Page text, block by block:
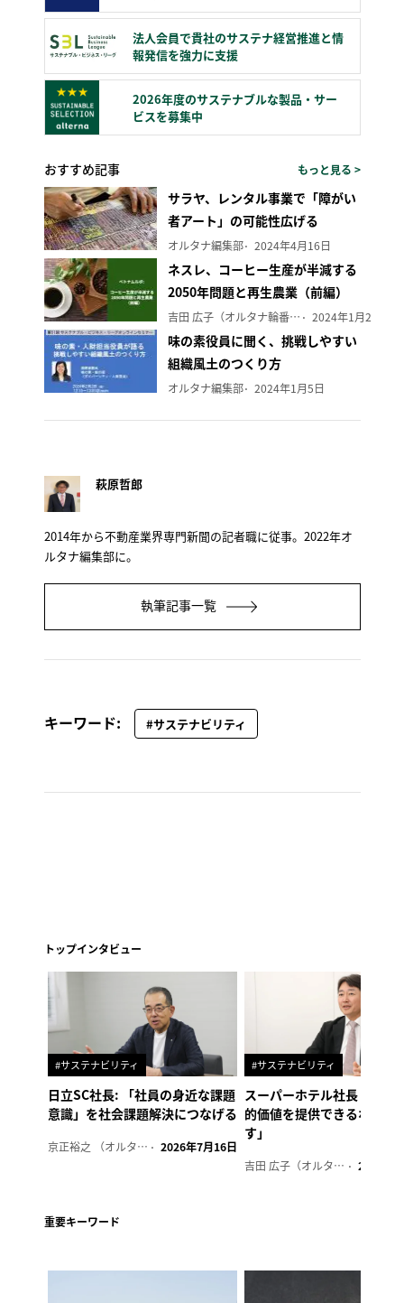
法人会員で貴社のサステナ経営推進と情
報発信を強力に支援
2026年度のサステナブルな製品・サー
ビスを募集中
おすすめ記事 もっと見る >
サラヤ、レンタル事業で「障がい
者アート」の可能性広げる
オルタナ編集部 2024年4月16日
ネスレ、コーヒー生産が半減する
2050年問題と再生農業（前編）
吉田 広子（オルタナ輪番編集長） 2024年1月29日
味の素役員に聞く、挑戦しやすい
組織風土のつくり方
オルタナ編集部 2024年1月5日
萩原哲郎
2014年から不動産業界専門新聞の記者職に従事。2022年オ
ルタナ編集部に。
執筆記事一覧
キーワード: #サステナビリティ
トップインタビュー
#サステナビリティ
日立SC社長: 「社員の身近な課題
意識」を社会課題解決につなげる
京正裕之 （オルタナ副編集長） 2026年7月16日
#サステナビリティ
スーパーホテル社長「地域
的価値を提供できるホテル
す」
吉田 広子（オルタナ輪番編集長） 2026年6
重要キーワード